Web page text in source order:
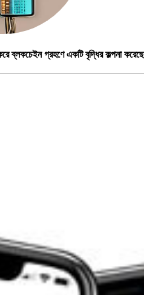
ব্লকচেইন গ্রহণে একটি বৃদ্ধির কল্পনা